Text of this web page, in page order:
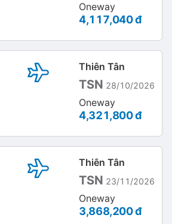
Oneway
4,117,040 đ
Thiên Tân
TSN 28/10/2026
Oneway
4,321,800 đ
Thiên Tân
TSN 23/11/2026
Oneway
3,868,200 đ